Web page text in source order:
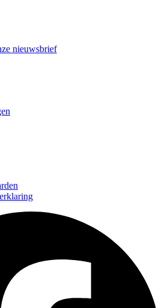
nieuwsbrief